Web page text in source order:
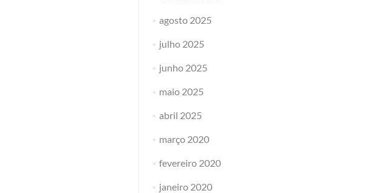
agosto 2025
julho 2025
junho 2025
maio 2025
abril 2025
março 2020
fevereiro 2020
janeiro 2020